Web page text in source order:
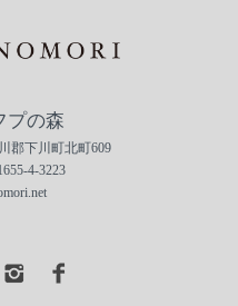
プの森
郡下川町北町609
4-3223